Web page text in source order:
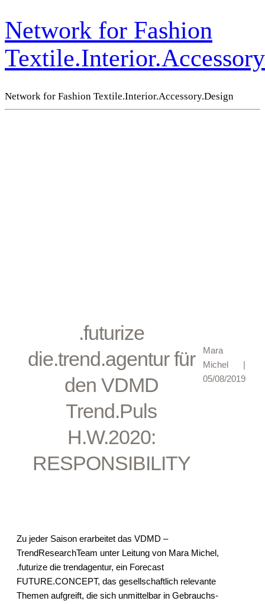
Network for Fashion
Network for Fashion Textile.Interior.Accessory.Design
.futurize
die.trend.agentur für
den VDMD
Trend.Puls
H.W.2020:
RESPONSIBILITY
Mara
Michel |
05/08/2019
Zu jeder Saison erarbeitet das VDMD –
TrendResearchTeam unter Leitung von Mara Michel,
.futurize die trendagentur, ein Forecast
FUTURE.CONCEPT, das gesellschaftlich relevante
Themen aufgreift, die sich unmittelbar in Gebrauchs-